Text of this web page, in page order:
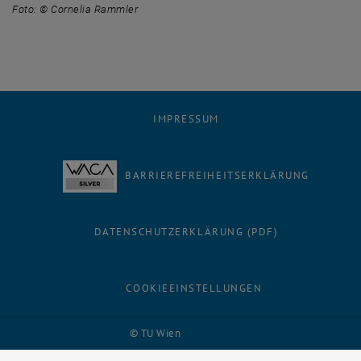
Foto: © Cornelia Rammler
© TU Wien
IMPRESSUM
BARRIEREFREIHEITSERKLÄRUNG
DATENSCHUTZERKLÄRUNG (PDF)
COOKIEEINSTELLUNGEN